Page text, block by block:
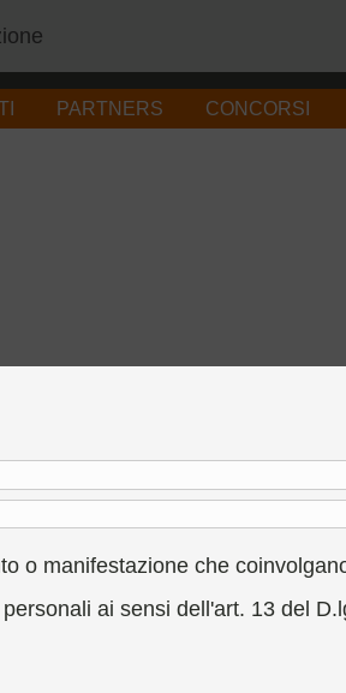
PARTNERS CONCORSI
o manifestazione che
ai sensi dell'art. 13 del